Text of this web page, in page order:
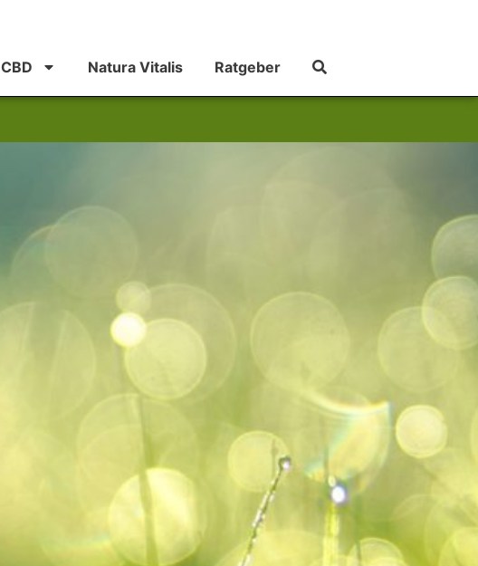
CBD Natura Vitalis Ratgeber